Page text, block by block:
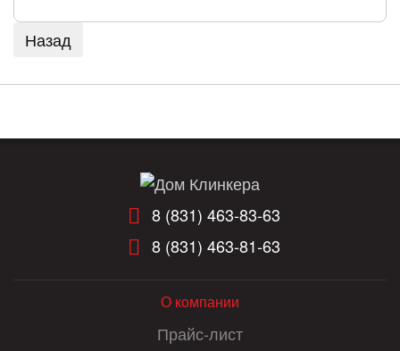
8 (831) 463-83-63
8 (831) 463-81-63
О компании
Прайс-лист